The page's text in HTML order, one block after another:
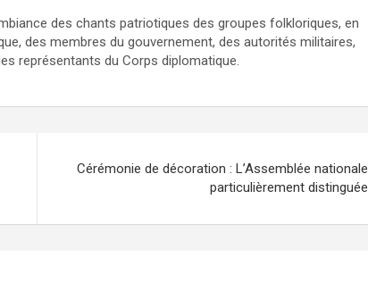
des chants patriotiques des groupes folkloriques, en
des membres du gouvernement, des autorités militaires,
représentants du Corps diplomatique.
Cérémonie de décoration : L’Assemblée nationale
particulièrement distinguée